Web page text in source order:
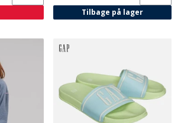
Tilbage på lager